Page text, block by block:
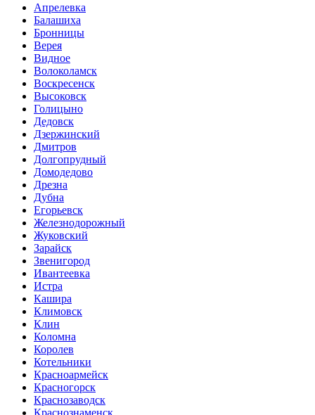
Апрелевка
Балашиха
Бронницы
Верея
Видное
Волоколамск
Воскресенск
Высоковск
Голицыно
Дедовск
Дзержинский
Дмитров
Долгопрудный
Домодедово
Дрезна
Дубна
Егорьевск
Железнодорожный
Жуковский
Зарайск
Звенигород
Ивантеевка
Истра
Кашира
Климовск
Клин
Коломна
Королев
Котельники
Красноармейск
Красногорск
Краснозаводск
Краснознаменск